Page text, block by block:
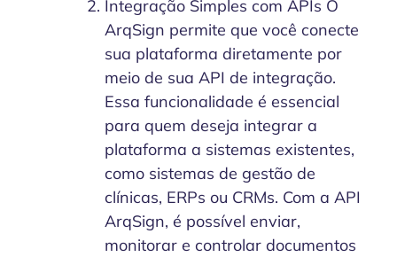
Integração Simples com APIs O
ArqSign permite que você conecte
sua plataforma diretamente por
meio de sua API de integração.
Essa funcionalidade é essencial
para quem deseja integrar a
plataforma a sistemas existentes,
como sistemas de gestão de
clínicas, ERPs ou CRMs. Com a API
ArqSign, é possível enviar,
monitorar e controlar documentos